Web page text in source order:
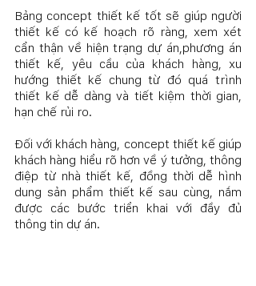
Bảng concept thiết kế tốt sẽ giúp người
thiết kế có kế hoạch rõ ràng, xem xét
cẩn thận về hiện trạng dự án,phương án
thiết kế, yêu cầu của khách hàng, xu
hướng thiết kế chung từ đó quá trình
thiết kế dễ dàng và tiết kiệm thời gian,
hạn chế rủi ro.
Đối với khách hàng, concept thiết kế giúp
khách hàng hiểu rõ hơn về ý tưởng, thông
điệp từ nhà thiết kế, đồng thời dễ hình
dung sản phẩm thiết kế sau cùng, nắm
được các bước triển khai với đầy đủ
thông tin dự án.